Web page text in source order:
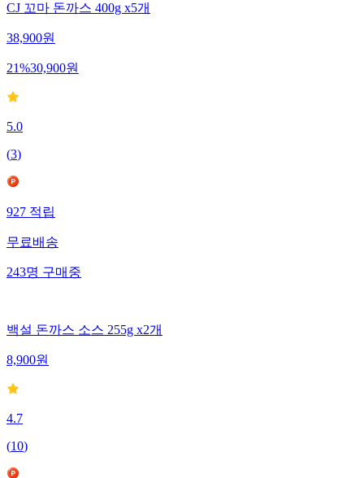
CJ 꼬마 돈까스 400g x5개
38,900원
21%30,900원
5.0
(3)
927 적립
무료배송
243명 구매중
백설 돈까스 소스 255g x2개
8,900원
4.7
(10)